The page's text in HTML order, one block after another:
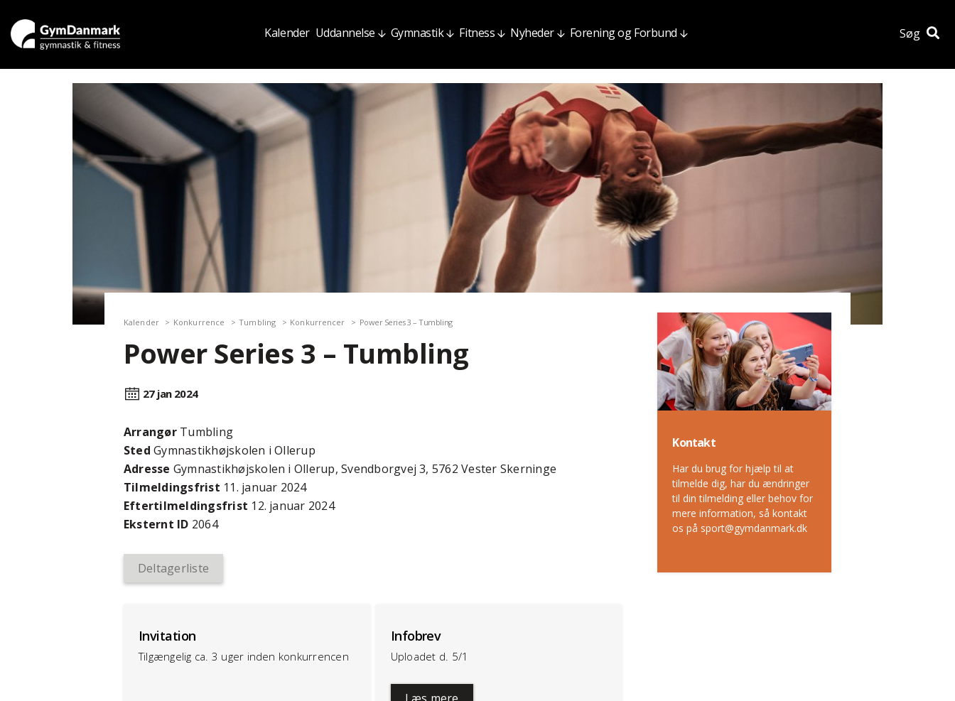
Kalender Uddannelse Gymnastik Fitness Nyheder Forening og Forbund Søg
Kalender Konkurrence Tumbling Konkurrencer Power Series 3 – Tumbling
Power Series 3 – Tumbling
27 jan 2024
ArrangørTumbling
Sted Gymnastikhøjskolen i Ollerup
Adresse Gymnastikhøjskolen i Ollerup, Svendborgvej 3, 5762 Vester Skerninge
Tilmeldingsfrist 11. januar 2024
Efter­tilmeldings­frist 12. januar 2024
Eksternt ID 2064
Deltagerliste
Invitation
Tilgængelig ca. 3 uger inden konkurrencen
Infobrev
Uploadet d. 5/1
Kontakt
Har du brug for hjælp til at
tilmelde dig, har du ændringer
til din tilmelding eller behov for
mere information, så kontakt
os på sport@gymdanmark.dk